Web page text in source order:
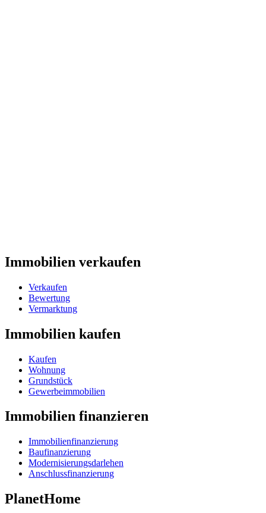
Immobilien verkaufen
Verkaufen
Bewertung
Vermarktung
Immobilien kaufen
Kaufen
Wohnung
Grundstück
Gewerbeimmobilien
Immobilien finanzieren
Immobilienfinanzierung
Baufinanzierung
Modernisierungsdarlehen
Anschlussfinanzierung
PlanetHome